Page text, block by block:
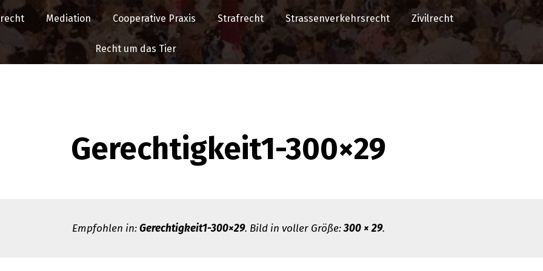
Mediation Cooperative Praxis Strafrecht Strassenverkehrsrecht Zivilrecht
Recht um das Tier
Gerechtigkeit1-300×29
Empfohlen in:Gerechtigkeit1-300×29. Bild in voller Größe:300 × 29.